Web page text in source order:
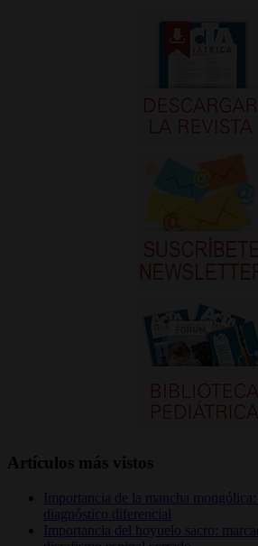
Artículos más vistos
Importancia de la mancha
diagnóstico diferencial
Importancia del hoyuelo sacro: